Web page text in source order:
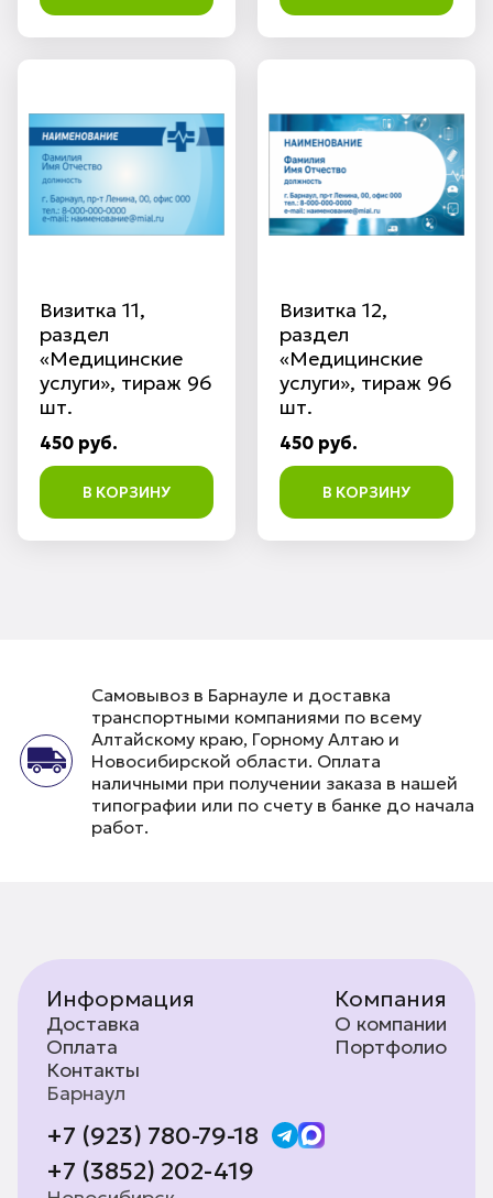
Визитка 11,
раздел
«Медицинские
услуги», тираж 96
шт.
450 руб.
В КОРЗИНУ
Визитка 12,
раздел
«Медицинские
услуги», тираж 96
шт.
450 руб.
В КОРЗИНУ
Самовывоз в Барнауле и доставка
транспортными компаниями по всему
Алтайскому краю, Горному Алтаю и
Новосибирской области. Оплата
наличными при получении заказа в нашей
типографии или по счету в банке до начала
работ.
Информация
Доставка
Оплата
Контакты
Компания
О компании
Портфолио
Барнаул
+7 (923) 780-79-18
+7 (3852) 202-419